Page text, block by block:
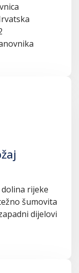
rijeke
šumovita
dijelovi